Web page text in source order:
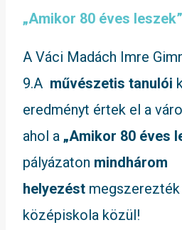
„Amikor 80 éves leszek”
A Váci Madách Imre
9.A művészetis tanulói
eredményt értek el a
ahol a „Amikor 80 éves
pályázaton mindhárom
helyezéstmegszerezték
középiskola közül!